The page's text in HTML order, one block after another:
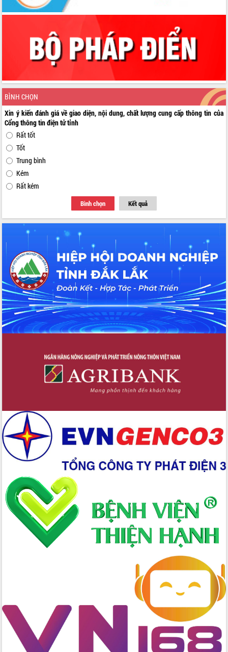
BÌNH CHỌN
Xin ý kiến đánh giá về giao diện, nội dung, chất lượng cung cấp thông tin của
Cổng thông tin điện tử tỉnh
Rất tốt
Tốt
Trung bình
Kém
Rất kém
Bình chọn Kết quả